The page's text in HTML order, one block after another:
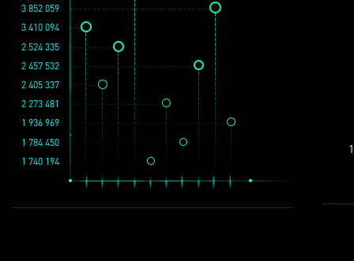
1 936 969
3 852 059
2 457 532
1 784 450
2 273 481
1 740 194
2 524 335
2 405 337
3 410 094